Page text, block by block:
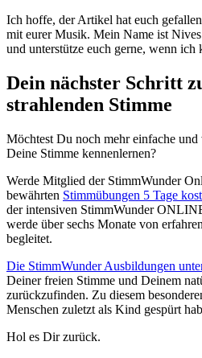
Ich hoffe, der Artikel hat euch
mit eurer Musik. Mein Name ist
und unterstütze euch gerne, wenn ich
Dein nächster Schritt
strahlenden Stimme
Möchtest Du noch mehr einfache
Deine Stimme kennenlernen?
Werde Mitglied der StimmWunder
bewährten Stimmübungen 5 Tage
der intensiven StimmWunder
werde über sechs Monate von
begleitet.
Die StimmWunder Ausbildungen
Deiner freien Stimme und Deinem
zurückzufinden. Zu diesem
Menschen zuletzt als Kind gespürt
Hol es Dir zurück.